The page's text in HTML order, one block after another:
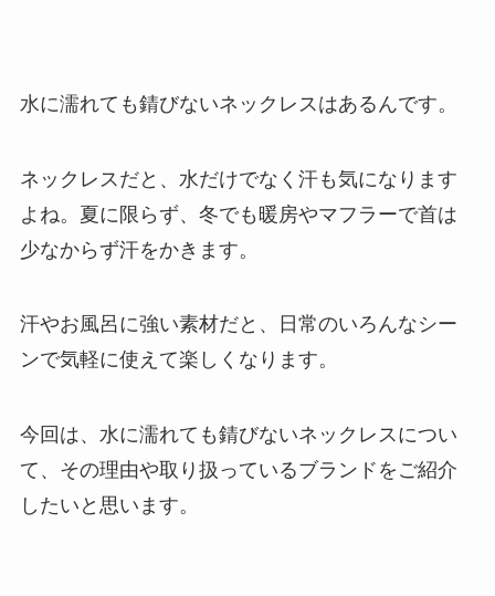
水に濡れても錆びないネックレスはあるんです。
ネックレスだと、水だけでなく汗も気になります
よね。夏に限らず、冬でも暖房やマフラーで首は
少なからず汗をかきます。
汗やお風呂に強い素材だと、日常のいろんなシー
ンで気軽に使えて楽しくなります。
今回は、水に濡れても錆びないネックレスについ
て、その理由や取り扱っているブランドをご紹介
したいと思います。